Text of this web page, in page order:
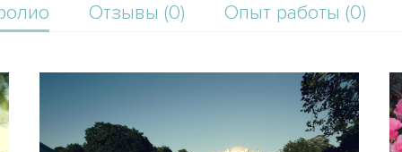
Отзывы (0) Опыт работы (0)